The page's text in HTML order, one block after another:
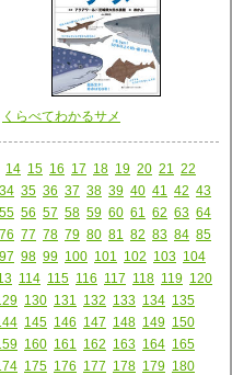
くらべてわかるサメ
14 15 16 17 18 19 20 21
22
34 35 36 37 38 39 40 41 42 43
55 56 57 58 59 60 61 62 63 64
76 77 78 79 80 81 82 83 84 85
97 98 99 100 101 102 103 104
114 115 116 117 118 119 120
130 131 132 133 134 135
145 146 147 148 149 150
160 161 162 163 164 165
175 176 177 178 179 180